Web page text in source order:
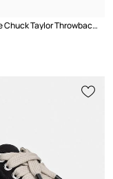
Converse Chuck Taylor Throwback HI классические кеды высокие